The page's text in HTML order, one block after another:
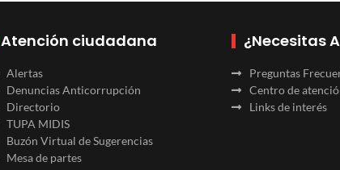
Atención ciudadana
Alertas
Denuncias Anticorrupción
Directorio
TUPA MIDIS
Buzón Virtual de Sugerencias
Mesa de partes
¿Necesitas
Preguntas
Centro de
Links de interés